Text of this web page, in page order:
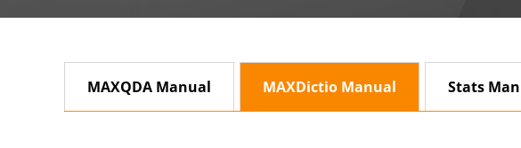
MAXQDA Manual MAXDictio Manual Stats